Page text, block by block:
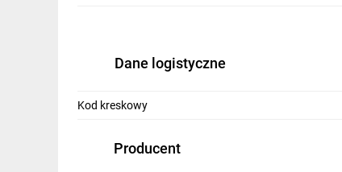
Dane logistyczne
Kod kreskowy
Producent